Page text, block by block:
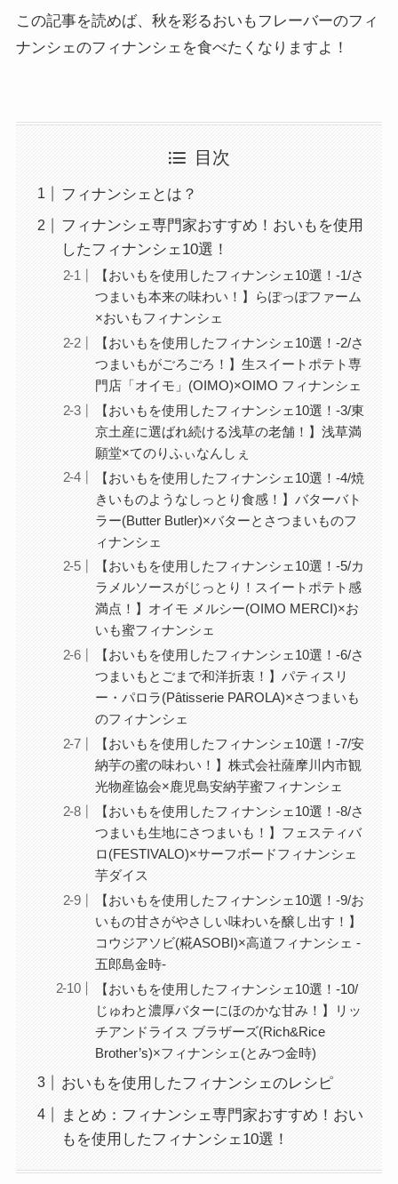
この記事を読めば、秋を彩るおいもフレーバーのフィ
ナンシェのフィナンシェを食べたくなりますよ！
目次
フィナンシェとは？
フィナンシェ専門家おすすめ！おいもを使用
したフィナンシェ10選！
【おいもを使用したフィナンシェ10選！-1/さ
つまいも本来の味わい！】らぽっぽファーム
×おいもフィナンシェ
【おいもを使用したフィナンシェ10選！-2/さ
つまいもがごろごろ！】生スイートポテト専
門店「オイモ」(OIMO)×OIMO フィナンシェ
【おいもを使用したフィナンシェ10選！-3/東
京土産に選ばれ続ける浅草の老舗！】浅草満
願堂×てのりふぃなんしぇ
【おいもを使用したフィナンシェ10選！-4/焼
きいものようなしっとり食感！】バターバト
ラー(Butter Butler)×バターとさつまいものフ
ィナンシェ
【おいもを使用したフィナンシェ10選！-5/カ
ラメルソースがじっとり！スイートポテト感
満点！】オイモ メルシー(OIMO MERCI)×お
いも蜜フィナンシェ
【おいもを使用したフィナンシェ10選！-6/さ
つまいもとごまで和洋折衷！】パティスリ
ー・パロラ(Pâtisserie PAROLA)×さつまいも
のフィナンシェ
【おいもを使用したフィナンシェ10選！-7/安
納芋の蜜の味わい！】株式会社薩摩川内市観
光物産協会×鹿児島安納芋蜜フィナンシェ
【おいもを使用したフィナンシェ10選！-8/さ
つまいも生地にさつまいも！】フェスティバ
ロ(FESTIVALO)×サーフボードフィナンシェ
芋ダイス
【おいもを使用したフィナンシェ10選！-9/お
いもの甘さがやさしい味わいを醸し出す！】
コウジアソビ(糀ASOBI)×高道フィナンシェ -
五郎島金時-
【おいもを使用したフィナンシェ10選！-10/
じゅわと濃厚バターにほのかな甘み！】リッ
チアンドライス ブラザーズ(Rich&Rice
Brother’s)×フィナンシェ(とみつ金時)
おいもを使用したフィナンシェのレシピ
まとめ：フィナンシェ専門家おすすめ！おい
もを使用したフィナンシェ10選！